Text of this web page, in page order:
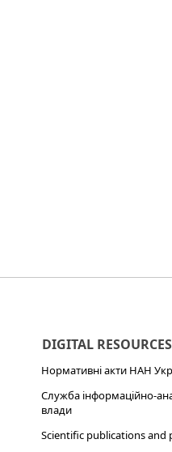
DIGITAL
Нормативні акти НАН
Служба інформаційно-
влади
Scientific publications and